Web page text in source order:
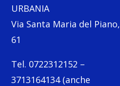
URBANIA
Via Santa Maria del Piano,
61
Tel. 0722312152 –
3713164134 (anche